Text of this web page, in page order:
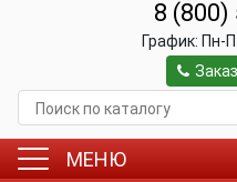
8 (800)
График: Пн-
МЕНЮ